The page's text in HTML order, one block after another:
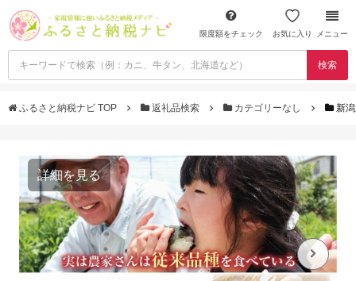
限度額をチェック お気に入り メニュー
検索
ふるさと納税ナビ TOP 返礼品検索 カテゴリーなし 新
詳細を見る